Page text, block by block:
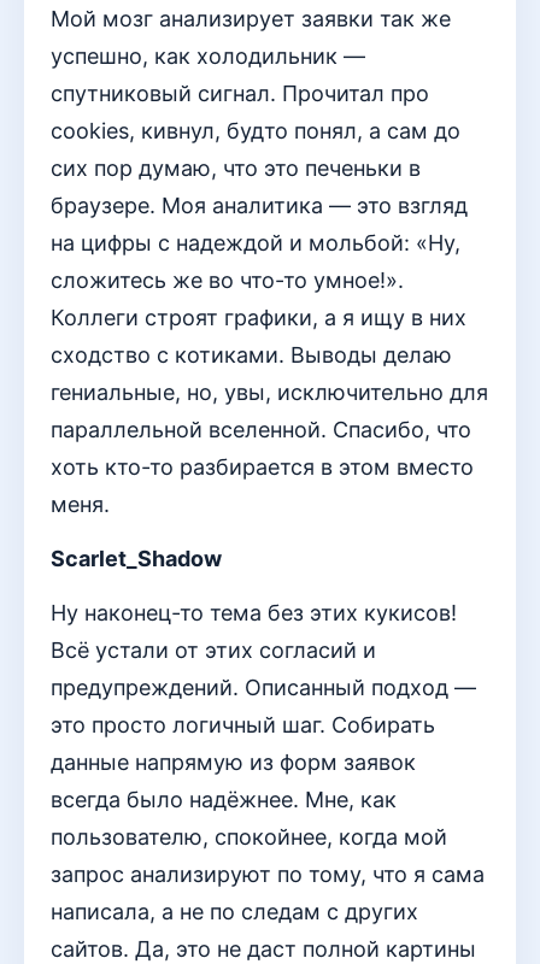
Мой мозг анализирует заявки так же
успешно, как холодильник —
спутниковый сигнал. Прочитал про
cookies, кивнул, будто понял, а сам до
сих пор думаю, что это печеньки в
браузере. Моя аналитика — это взгляд
на цифры с надеждой и мольбой: «Ну,
сложитесь же во что-то умное!».
Коллеги строят графики, а я ищу в них
сходство с котиками. Выводы делаю
гениальные, но, увы, исключительно для
параллельной вселенной. Спасибо, что
хоть кто-то разбирается в этом вместо
меня.
Scarlet_Shadow
Ну наконец-то тема без этих кукисов!
Всё устали от этих согласий и
предупреждений. Описанный подход —
это просто логичный шаг. Собирать
данные напрямую из форм заявок
всегда было надёжнее. Мне, как
пользователю, спокойнее, когда мой
запрос анализируют по тому, что я сама
написала, а не по следам с других
сайтов. Да, это не даст полной картины